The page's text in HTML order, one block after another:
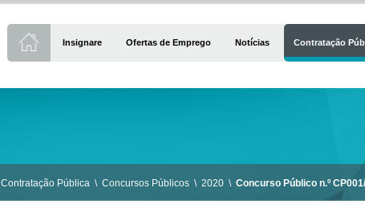
Insignare Ofertas de Emprego Notícias Contratação
Contratação Pública \ Concursos Públicos \ 2020 \ Concurso Público n.º